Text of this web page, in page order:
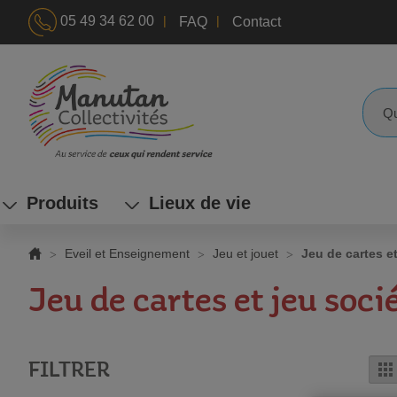
05 49 34 62 00 | FAQ | Contact
ALLEZ
AU
CONTENU
Produits Lieux de vie
Eveil et Enseignement Jeu et jouet Jeu de cartes
Jeu de cartes et jeu
FILTRER